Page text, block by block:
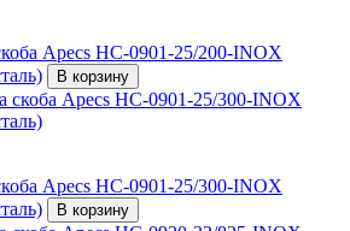
Apecs HC-0901-25/200-INOX
В корзину
Apecs HC-0901-25/300-INOX
В корзину